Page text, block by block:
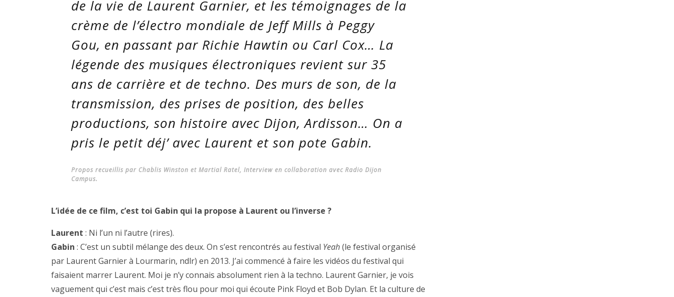
de la vie de Laurent Garnier, et les témoignages de la
crème de l’électro mondiale de Jeff Mills à Peggy
Gou, en passant par Richie Hawtin ou Carl Cox… La
légende des musiques électroniques revient sur 35
ans de carrière et de techno. Des murs de son, de la
transmission, des prises de position, des belles
productions, son histoire avec Dijon, Ardisson… On a
pris le petit déj’ avec Laurent et son pote Gabin.
Propos recueillis par Chablis Winston et Martial Ratel, Interview en collaboration avec Radio Dijon
Campus.
L’idée de ce film, c’est toi Gabin qui la propose à Laurent ou l’inverse ?
Laurent : Ni l’un ni l’autre (rires).
Gabin : C’est un subtil mélange des deux. On s’est rencontrés au festival Yeah(le festival organisé
par Laurent Garnier à Lourmarin, ndlr) en 2013. J’ai commencé à faire les vidéos du festival qui
faisaient marrer Laurent. Moi je n’y connais absolument rien à la techno. Laurent Garnier, je vois
vaguement qui c’est mais c’est très flou pour moi qui écoute Pink Floyd et Bob Dylan. Et la culture de